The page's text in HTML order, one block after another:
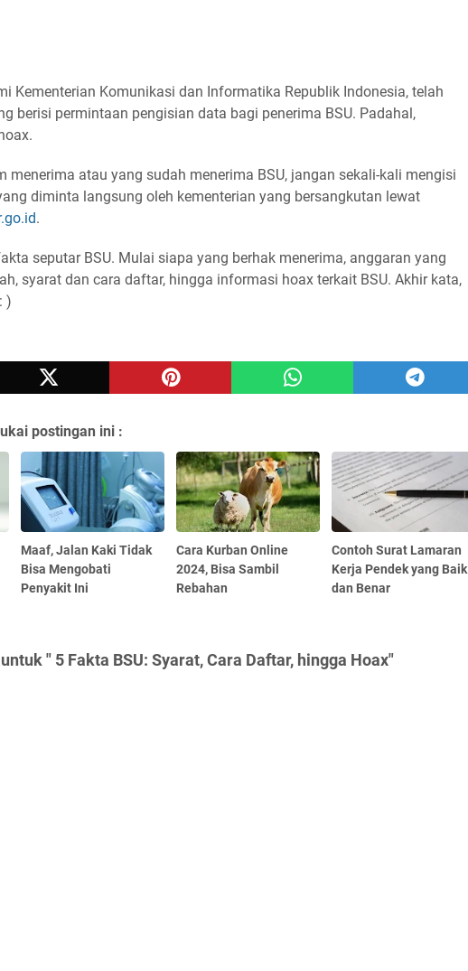
Kementerian Komunikasi dan Informatika Republik Indonesia, telah
berisi permintaan pengisian data bagi penerima BSU. Padahal,
menerima atau yang sudah menerima BSU, jangan sekali-kali mengisi
diminta langsung oleh kementerian yang bersangkutan lewat
.
seputar BSU. Mulai siapa yang berhak menerima, anggaran yang
syarat dan cara daftar, hingga informasi hoax terkait BSU. Akhir kata,
)
postingan ini :
Maaf, Jalan Kaki Tidak
Bisa Mengobati
Penyakit Ini
Cara Kurban Online
2024, Bisa Sambil
Rebahan
Contoh Surat Lamaran
Kerja Pendek yang Baik
dan Benar
" 5 Fakta BSU: Syarat, Cara Daftar, hingga Hoax"